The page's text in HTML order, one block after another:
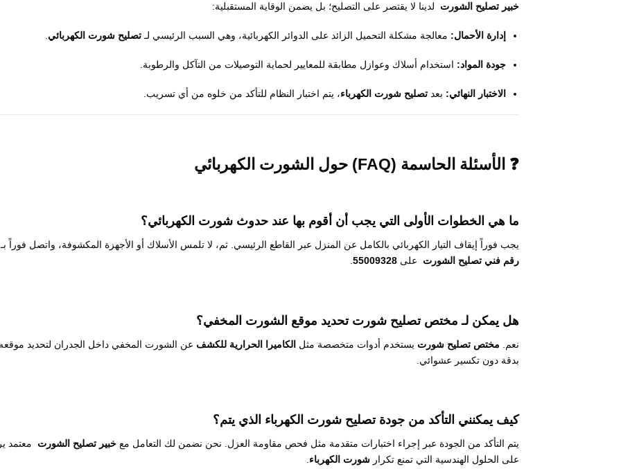
خبير تصليح الشورت لدينا لا يقتصر على التصليح؛ بل يضمن الوقاية المستقبلية:
إدارة الأحمال: معالجة مشكلة التحميل الزائد على الدوائر الكهربائية، وهي السبب الرئيسي لـ تصليح شورت الكهربائي
جودة المواد: استخدام أسلاك وعوازل مطابقة للمعايير لحماية التوصيلات من التآكل والرطوبة.
الاختبار النهائي: بعد تصليح شورت الكهرباء، يتم اختبار النظام للتأكد من خلوه من أي تسريب.
❓ الأسئلة الحاسمة (FAQ) حول الشورت الكهربائي
ما هي الخطوات الأولى التي يجب أن أقوم بها عند حدوث شورت الكهربائي؟
يجب فوراً إيقاف التيار الكهربائي بالكامل عن المنزل عبر القاطع الرئيسي. ثم، لا تلمس الأسلاك أو الأجهزة المكشوفة، واتصل فوراً بـ
رقم فني تصليح الشورت
على 55009328
هل يمكن لـ مختص تصليح شورت تحديد موقع الشورت المخفي؟
نعم. مختص تصليح شورت يستخدم أدوات متخصصة مثل الكاميرا الحرارية للكشف عن الشورت المخفي داخل الجدران لتحديد
بدقة دون تكسير عشوائي.
كيف يمكنني التأكد من جودةتصليح شورت الكهرباء الذي يتم؟
يتم التأكد من الجودة عبر إجراء اختبارات متقدمة مثل فحص مقاومة العزل. نحن نضمن لك التعامل مع خبير تصليح الشورت
معتمد
على الحلول الهندسية التي تمنع تكرار شورت الكهرباء